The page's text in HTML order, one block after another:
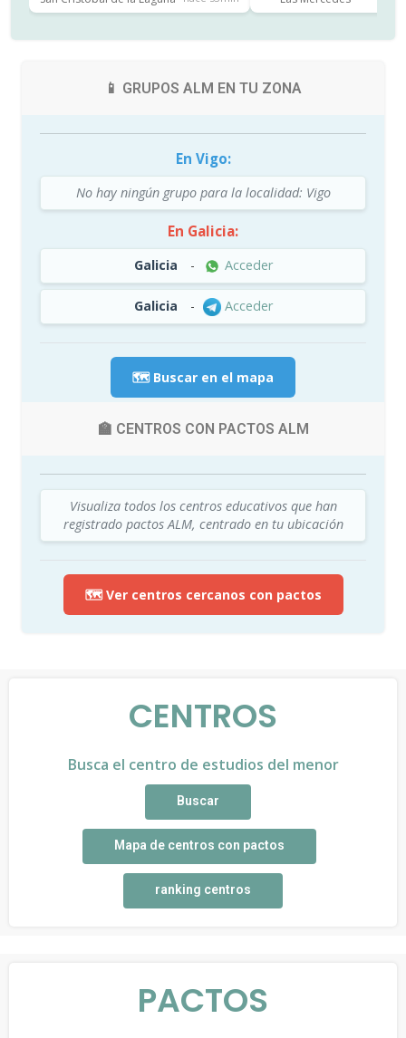
📱 GRUPOS ALM EN TU ZONA
En Vigo:
No hay ningún grupo para la localidad: Vigo
En Galicia:
Galicia - Acceder
Galicia - Acceder
🗺️ Buscar en el mapa
🏫 CENTROS CON PACTOS ALM
Visualiza todos los centros educativos que han
registrado pactos ALM, centrado en tu ubicación
🗺️ Ver centros cercanos con pactos
CENTROS
Busca el centro de estudios del menor
Buscar
Mapa de centros con pactos
ranking centros
PACTOS